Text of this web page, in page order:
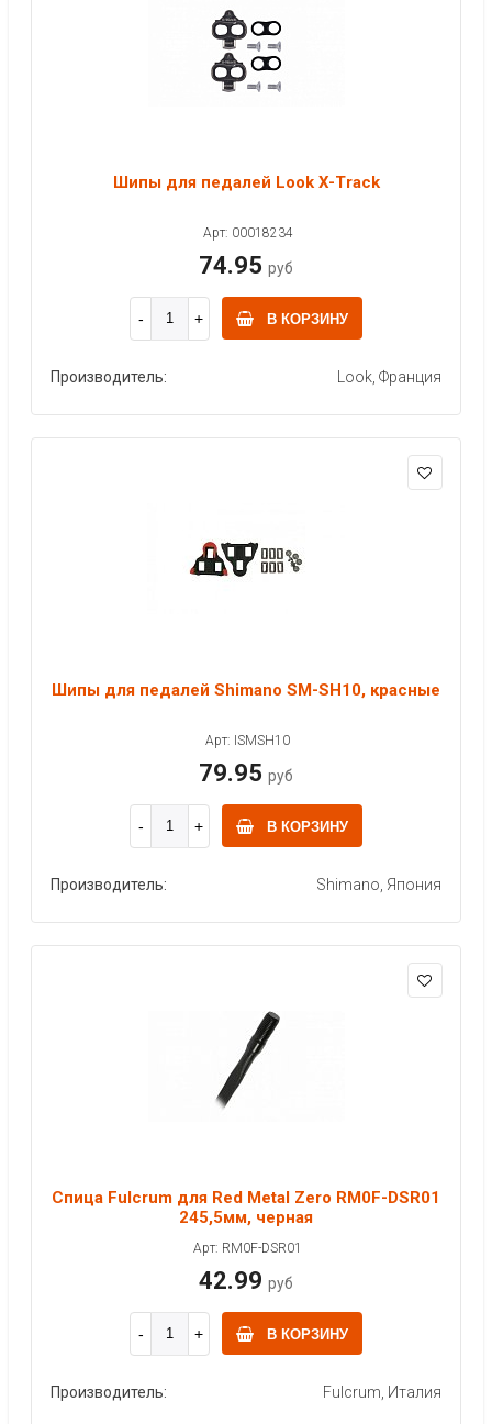
Шипы для педалей Look X-Track
Арт: 00018234
74.95 руб
В КОРЗИНУ
Производитель: Look, Франция
Шипы для педалей Shimano SM-SH10, красные
Арт: ISMSH10
79.95 руб
В КОРЗИНУ
Производитель: Shimano, Япония
Спица Fulcrum для Red Metal Zero RM0F-DSR01
245,5мм, черная
Арт: RM0F-DSR01
42.99 руб
В КОРЗИНУ
Производитель: Fulcrum, Италия